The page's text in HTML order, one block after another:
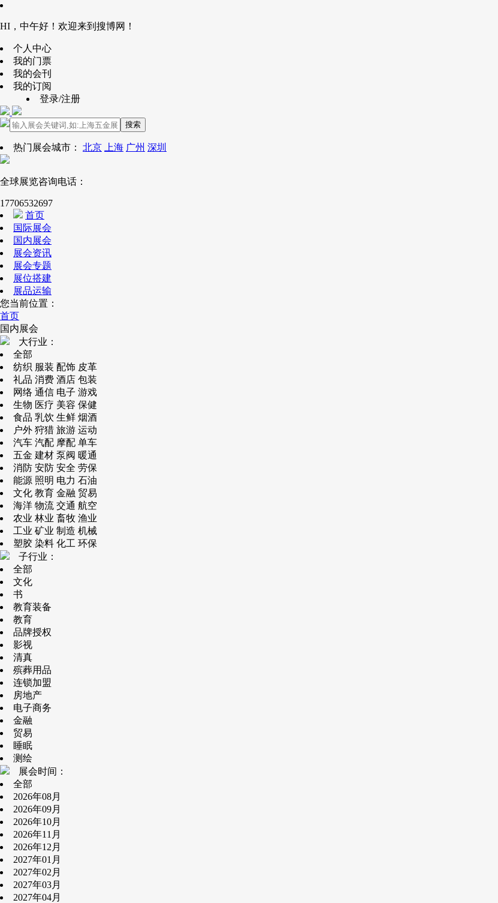
HI，中午好！欢迎来到搜博网！
个人中心
我的门票
我的会刊
我的订阅
登录/注册
搜索
热门展会城市： 北京 上海 广州 深圳
全球展览咨询电话：
17706532697
首页
国际展会
国内展会
展会资讯
展会专题
展位搭建
展品运输
您当前位置：
首页
国内展会
大行业：
全部
纺织 服装 配饰 皮革
礼品 消费 酒店 包装
网络 通信 电子 游戏
生物 医疗 美容 保健
食品 乳饮 生鲜 烟酒
户外 狩猎 旅游 运动
汽车 汽配 摩配 单车
五金 建材 泵阀 暖通
消防 安防 安全 劳保
能源 照明 电力 石油
文化 教育 金融 贸易
海洋 物流 交通 航空
农业 林业 畜牧 渔业
工业 矿业 制造 机械
塑胶 染料 化工 环保
子行业：
全部
文化
书
教育装备
教育
品牌授权
影视
清真
殡葬用品
连锁加盟
房地产
电子商务
金融
贸易
睡眠
测绘
展会时间：
全部
2026年08月
2026年09月
2026年10月
2026年11月
2026年12月
2027年01月
2027年02月
2027年03月
2027年04月